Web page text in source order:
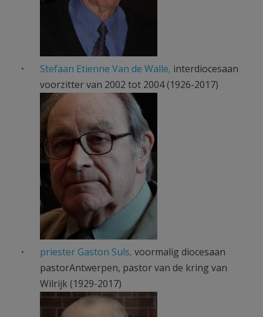
Stefaan Etienne Van de Walle, interdiocesaan
voorzitter van 2002 tot 2004 (1926-2017)
Etienne Vandewalle.jpg
priester Gaston Suls, voormalig diocesaan
pastorAntwerpen, pastor van de kring van
Wilrijk (1929-2017)
Gaston Suls_3.jpg